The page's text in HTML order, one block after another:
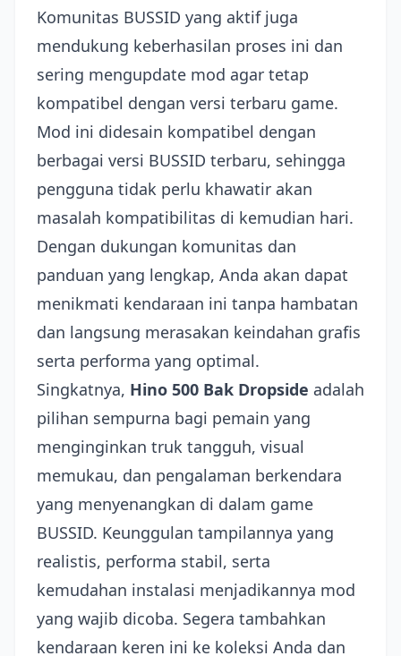
Komunitas BUSSID yang aktif juga
mendukung keberhasilan proses ini dan
sering mengupdate mod agar tetap
kompatibel dengan versi terbaru game.
Mod ini didesain kompatibel dengan
berbagai versi BUSSID terbaru, sehingga
pengguna tidak perlu khawatir akan
masalah kompatibilitas di kemudian hari.
Dengan dukungan komunitas dan
panduan yang lengkap, Anda akan dapat
menikmati kendaraan ini tanpa hambatan
dan langsung merasakan keindahan grafis
serta performa yang optimal.
Singkatnya, Hino 500 Bak Dropside adalah
pilihan sempurna bagi pemain yang
menginginkan truk tangguh, visual
memukau, dan pengalaman berkendara
yang menyenangkan di dalam game
BUSSID. Keunggulan tampilannya yang
realistis, performa stabil, serta
kemudahan instalasi menjadikannya mod
yang wajib dicoba. Segera tambahkan
kendaraan keren ini ke koleksi Anda dan